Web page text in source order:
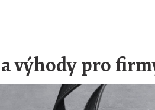
výhody pro